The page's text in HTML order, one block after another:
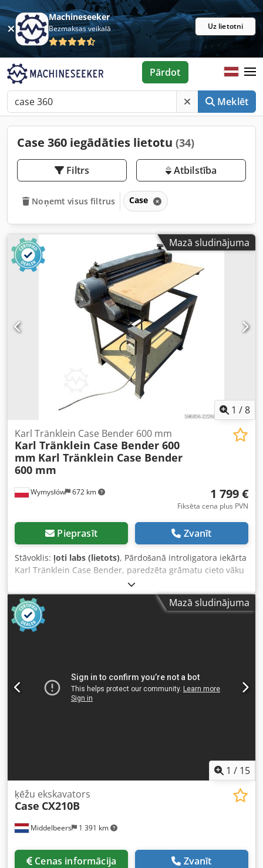
Machineseeker
Bezmaksas veikalā Uz lietotni
Meklēt
Pārdot
Case 360 iegādāties lietotu (34)
Filtrs Atbilstība
Noņemt visus filtrus Case
Mazā sludinājuma
1 /8
Wymysłów 672 km
Karl Tränklein Case Bender 600 mm
Karl Tränklein Case Bender 600
mm Karl Tränklein Case Bender
600 mm
1 799 €
Fiksēta cena plus PVN
Pieprasīt Zvanīt
Stāvoklis: ļoti labs (lietots), Pārdošanā introligatora iekārta
Karl Tränklein Case Bender, paredzēta grāmatu cieto vāku
muguriņu formēšanai un liekšanai. Iekārta nodrošina
vākiem atbilstošu izliekuma rādiusu, lai tie ideāli piegulētu
grāmatas blokam. Iekārta ir aprīkota ar regulējamiem
veltņiem, kas ļauj pielāgoties dažādu biezumu vākiem.
Stabilā čuguna konstrukcija nodrošina augstu precizitāti
mm Veltņu spiediena regulēšana Stabila čuguna
konstrukcija Elektropiedziņa Darba galds Stāvoklis: lietota
Pielietojums: cieto vāku grāmatu ražošana, introligatorijas
Mazā sludinājuma
1 / 15
Middelbeers 1 391 km
ķēžu ekskavators
Case CX210B
Cenas informācija Zvanīt